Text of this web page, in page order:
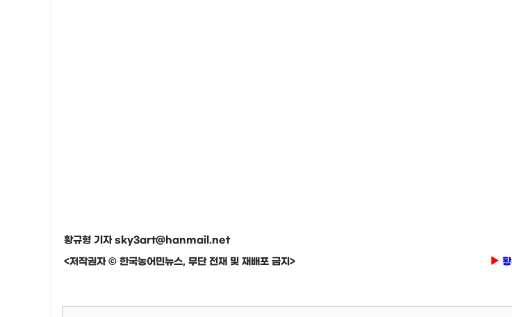
황규형 기자 sky3art@hanmail.net
<저작권자 © 한국농어민뉴스, 무단 전재 및 재배포 금지>